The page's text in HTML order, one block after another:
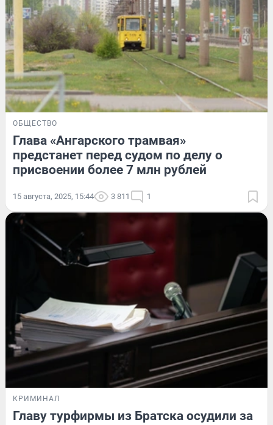
ОБЩЕСТВО
Глава «Ангарского трамвая»
предстанет перед судом по делу о
присвоении более 7 млн рублей
15 августа, 2025, 15:44 3 811 1
КРИМИНАЛ
Главу турфирмы из Братска осудили за